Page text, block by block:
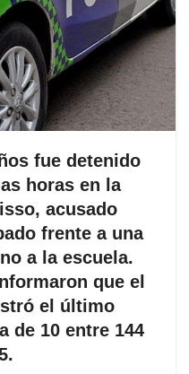
fue detenido
horas en la
acusado
frente a una
a la escuela.
que el
el último
de 10 entre 144